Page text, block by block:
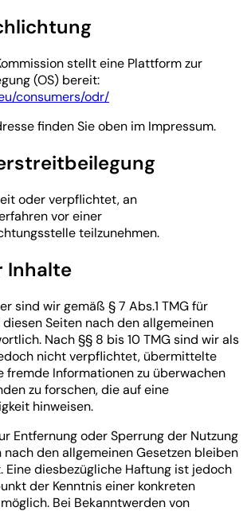
stellt eine Plattform zur
(OS) bereit:
consumers/odr/
finden Sie oben im Impressum.
oder verpflichtet, an
vor einer
teilzunehmen.
Inhalte
sind wir gemäß § 7 Abs.1 TMG für
Seiten nach den allgemeinen
Nach §§ 8 bis 10 TMG sind wir als
nicht verpflichtet, übermittelte
fremde Informationen zu überwachen
zu forschen, die auf eine
hinweisen.
Entfernung oder Sperrung der Nutzung
den allgemeinen Gesetzen bleiben
Eine diesbezügliche Haftung ist jedoch
der Kenntnis einer konkreten
Bei Bekanntwerden von